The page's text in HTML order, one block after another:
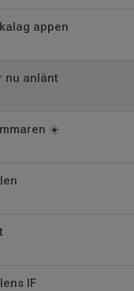
appen
nu anlänt
☀️
IF